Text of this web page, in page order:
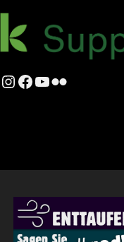
Instagram
Facebook
YouTube
Flickr